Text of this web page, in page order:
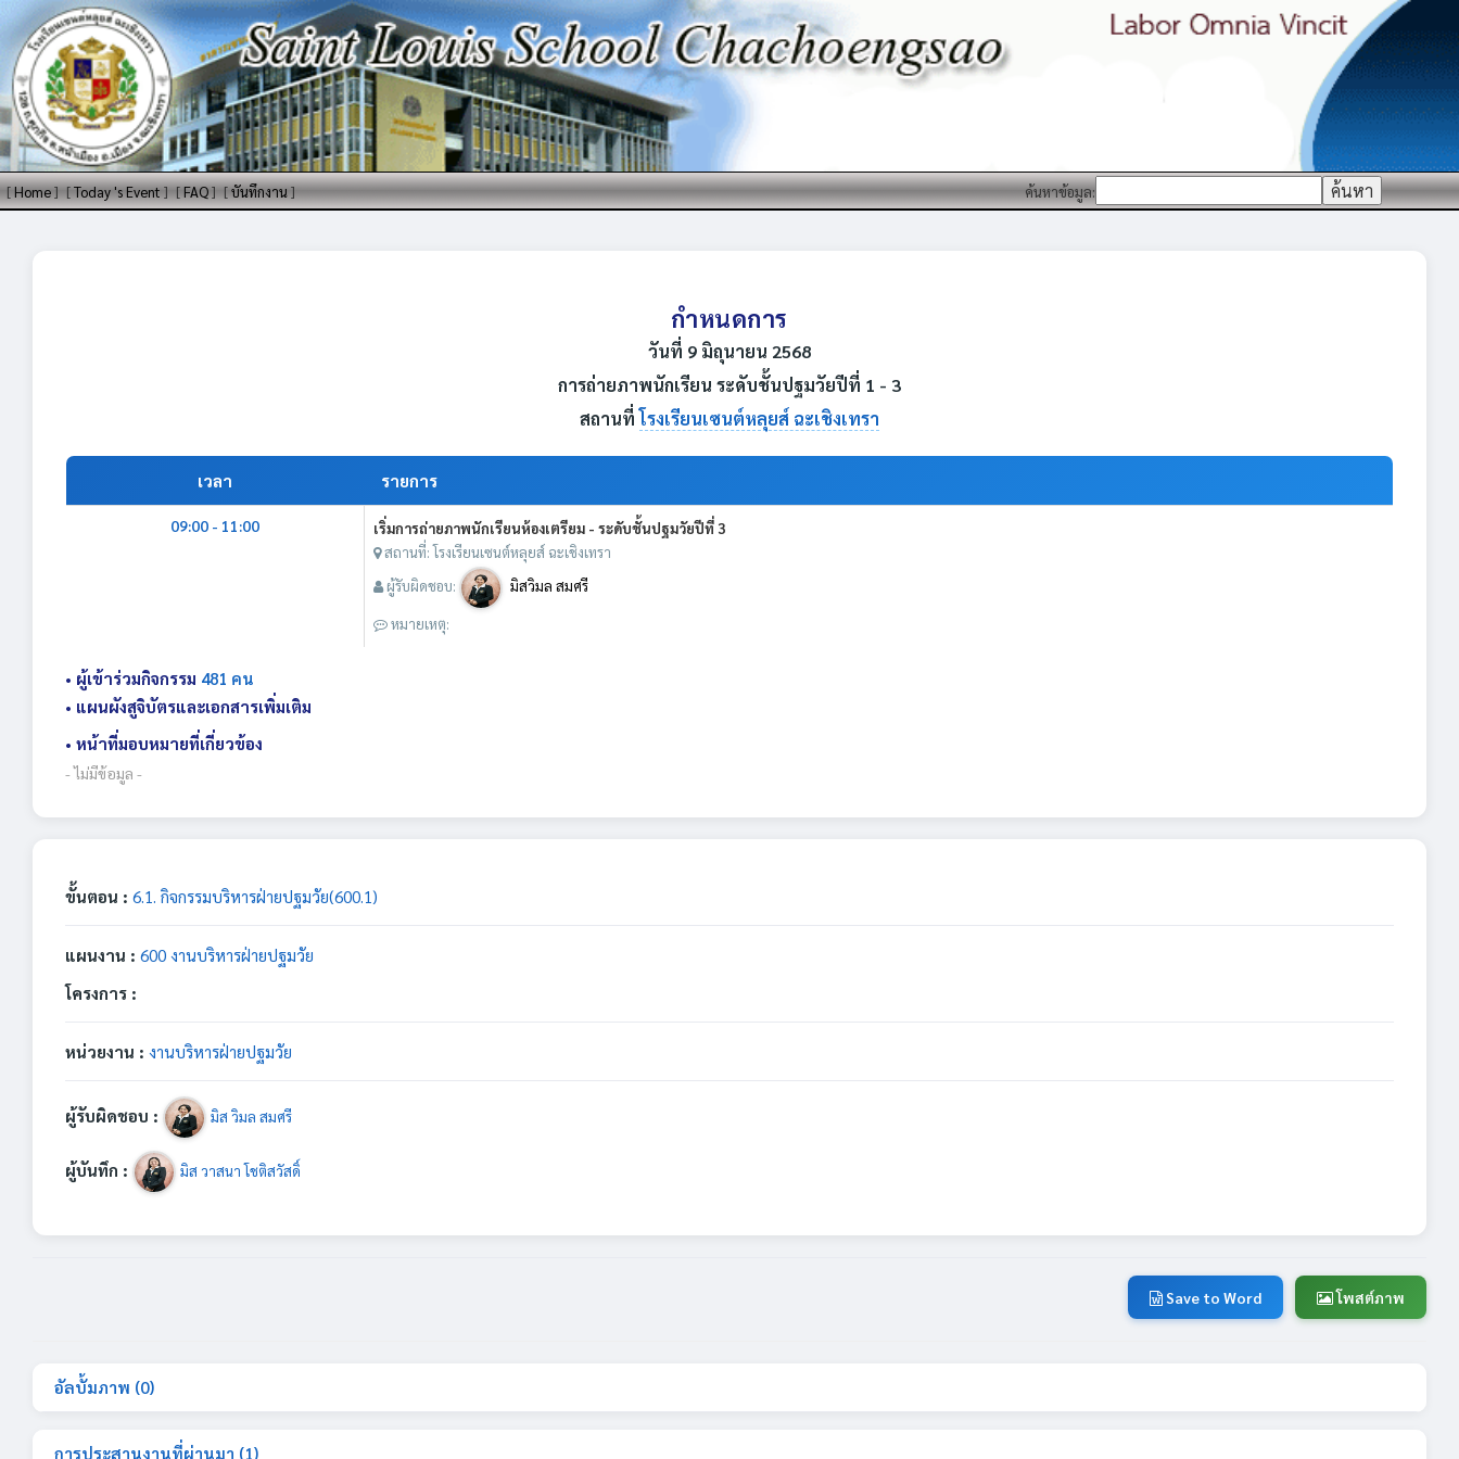
[Home] [Today 's Event] [FAQ] [บันทึกงาน] ค้นหาข้อมูล:
กำหนดการ
วันที่ 9 มิถุนายน 2568
การถ่ายภาพนักเรียน ระดับชั้นปฐมวัยปีที่ 1 - 3
สถานที่โรงเรียนเซนต์หลุยส์ ฉะเชิงเทรา
เวลา รายการ
09:00 - 11:00
เริ่มการถ่ายภาพนักเรียนห้องเตรียม - ระดับชั้นปฐมวัยปีที่ 3
สถานที่: โรงเรียนเซนต์หลุยส์ ฉะเชิงเทรา
ผู้รับผิดชอบ:
มิสวิมล สมศรี
หมายเหตุ:
• ผู้เข้าร่วมกิจกรรม 481 คน
• แผนผังสูจิบัตรและเอกสารเพิ่มเติม
• หน้าที่มอบหมายที่เกี่ยวข้อง
- ไม่มีข้อมูล -
ขั้นตอน : 6.1. กิจกรรมบริหารฝ่ายปฐมวัย(600.1)
แผนงาน : 600 งานบริหารฝ่ายปฐมวัย
โครงการ :
หน่วยงาน : งานบริหารฝ่ายปฐมวัย
ผู้รับผิดชอบ : มิส วิมล สมศรี
ผู้บันทึก : มิส วาสนา โชติสวัสดิ์
Save to Word โพสต์ภาพ
อัลบั้มภาพ (0)
การประสานงานที่ผ่านมา (1)